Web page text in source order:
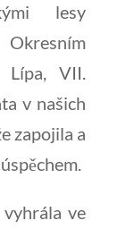
lesy
Lípa, VII.
v našich
zapojila a
ve